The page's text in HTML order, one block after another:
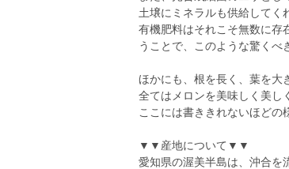
土壌にミネラルも供給してく
有機肥料はそれこそ無数に存
うことで、このような驚くべ
ほかにも、根を長く、葉を大
全てはメロンを美味しく美し
ここには書ききれないほどの
▼▼産地について▼▼
愛知県の渥美半島は、沖合を